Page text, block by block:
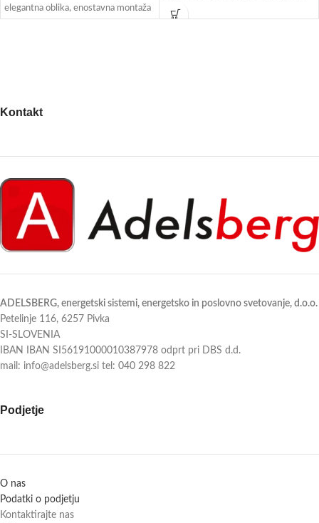
elegantna oblika, enostavna montaža
in zanesljivo ter tiho delovanje.
platformo.
Kontakt
ADELSBERG, energetski sistemi, energetsko in poslovno svetovanje, d.o.o.
Petelinje 116, 6257 Pivka
SI-SLOVENIA
IBAN IBAN SI56191000010387978 odprt pri DBS d.d.
mail: info@adelsberg.si tel: 040 298 822
Podjetje
O nas
Podatki o podjetju
Kontaktirajte nas